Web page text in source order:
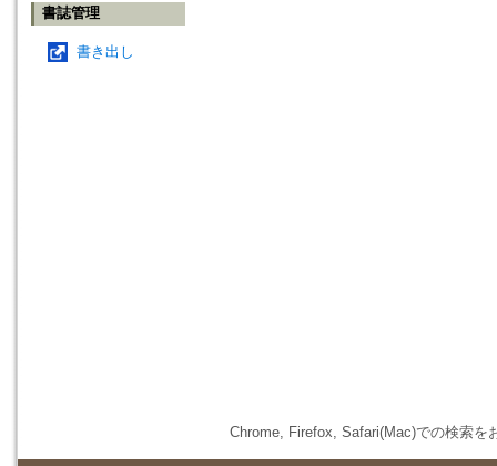
書誌管理
書き出し
Chrome, Firefox, Safari(Mac)での検索を